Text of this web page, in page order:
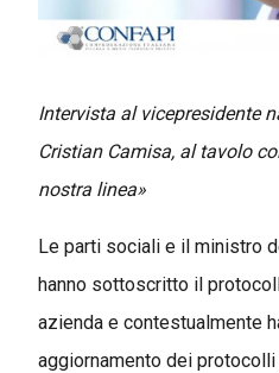
Intervista al vicepresidente
Cristian Camisa, al tavolo
nostra linea»
Le parti sociali e il ministro
hanno sottoscritto il
azienda e contestualmente
aggiornamento dei